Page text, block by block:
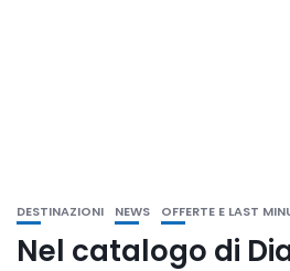
DESTINAZIONI NEWS OFFERTE E LAST
Nel catalogo di